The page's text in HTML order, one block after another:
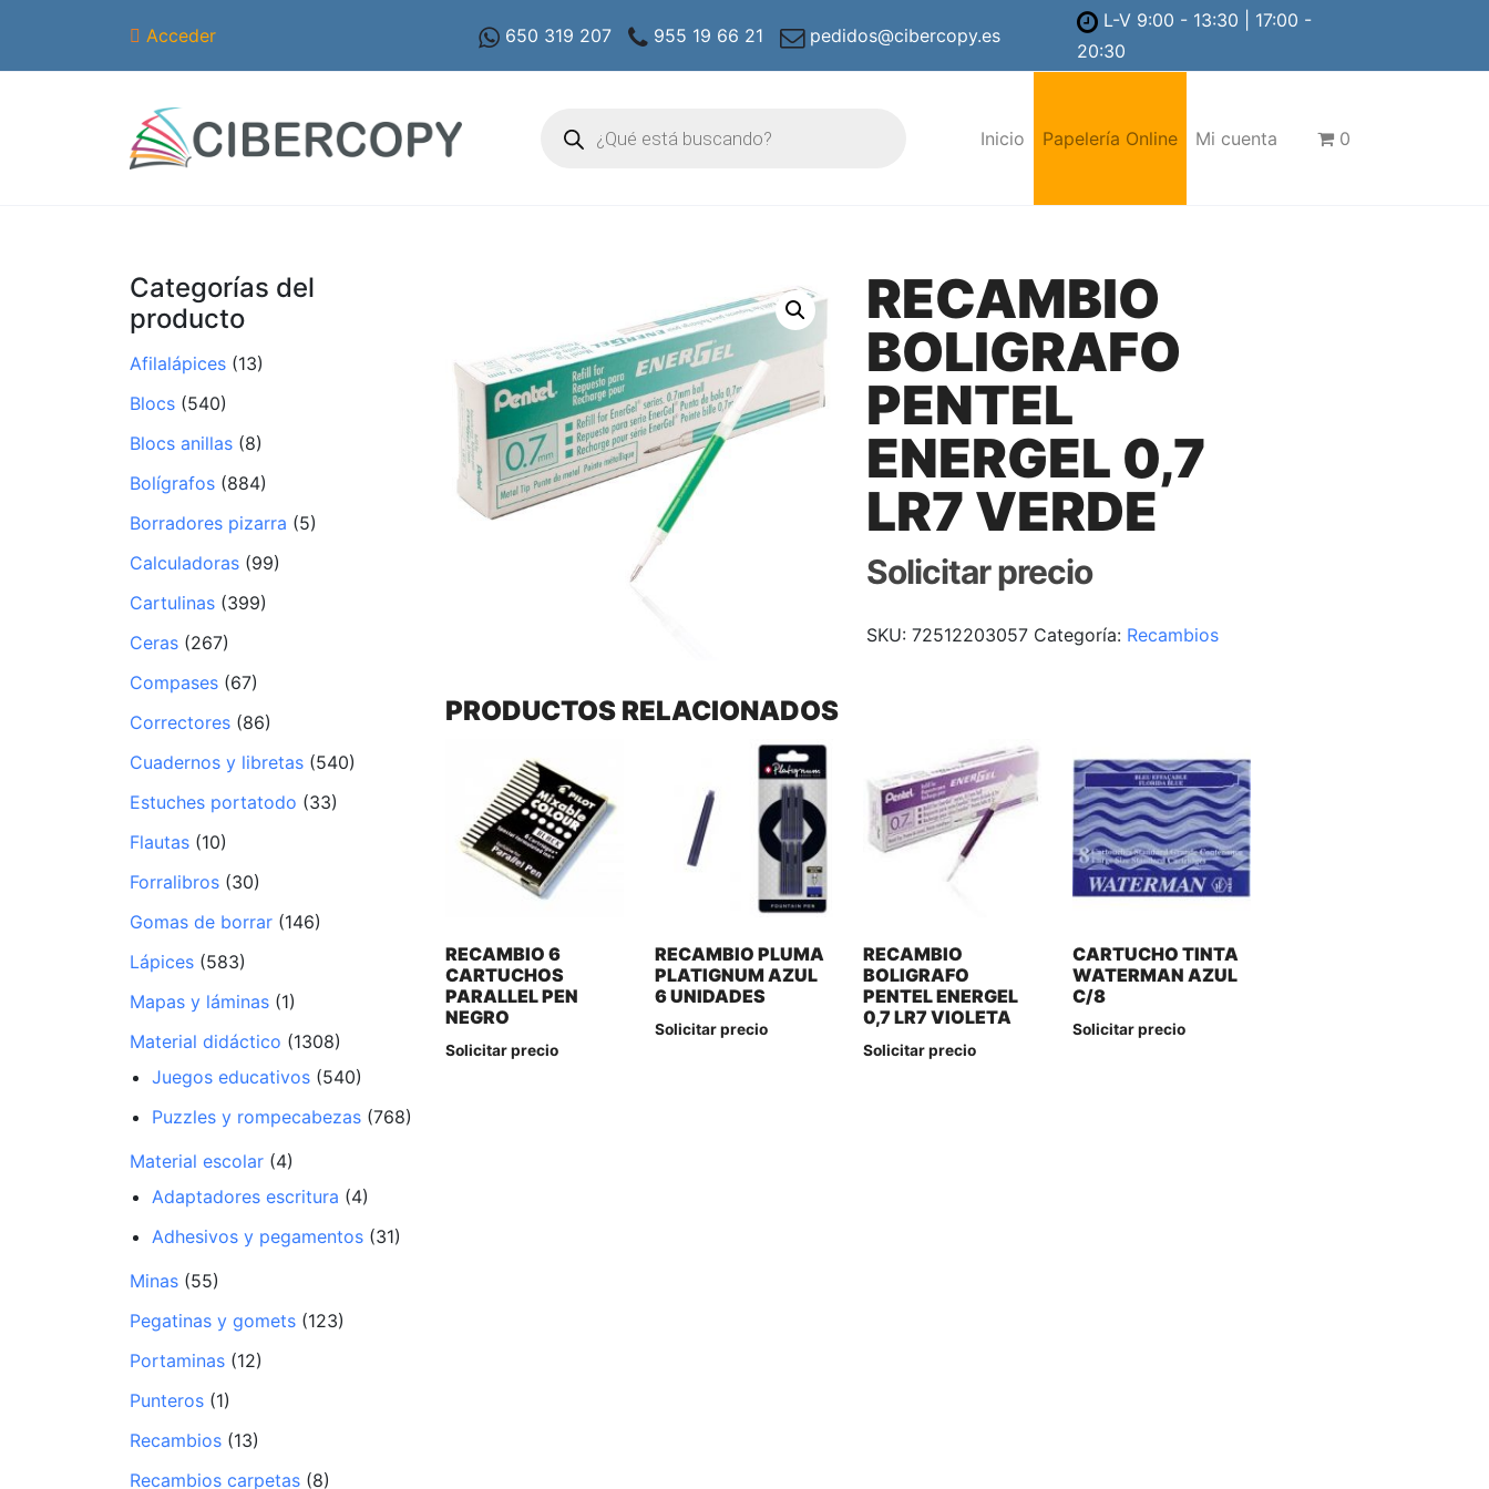
Acceder 650 319 207 955 19 66 21 pedidos@cibercopy.es
L-V 9:00 - 13:30 | 17:00 -
20:30
productos
Inicio Papelería Online Mi cuenta 0
Categorías del
producto
Afilalápices (13)
Blocs (540)
Blocs anillas (8)
Bolígrafos (884)
Borradores pizarra (5)
Calculadoras (99)
Cartulinas (399)
Ceras (267)
Compases (67)
Correctores (86)
Cuadernos y libretas (540)
Estuches portatodo (33)
Flautas (10)
Forralibros (30)
Gomas de borrar (146)
Lápices (583)
Mapas y láminas (1)
Material didáctico (1308)
Juegos educativos (540)
Puzzles y rompecabezas (768)
Material escolar (4)
Adaptadores escritura (4)
Adhesivos y pegamentos (31)
Minas (55)
Pegatinas y gomets (123)
Portaminas (12)
Punteros (1)
Recambios (13)
Recambios carpetas (8)
RECAMBIO
BOLIGRAFO
PENTEL
ENERGEL 0,7
LR7 VERDE
Solicitar precio
SKU: 72512203057 Categoría: Recambios
PRODUCTOS RELACIONADOS
RECAMBIO 6
CARTUCHOS
PARALLEL PEN
NEGRO
Solicitar precio
RECAMBIO PLUMA
PLATIGNUM AZUL
6 UNIDADES
Solicitar precio
RECAMBIO
BOLIGRAFO
PENTEL ENERGEL
0,7 LR7 VIOLETA
Solicitar precio
CARTUCHO TINTA
WATERMAN AZUL
C/8
Solicitar precio